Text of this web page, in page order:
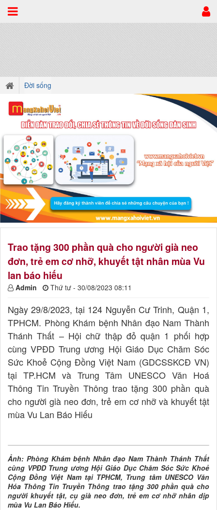
Đời sống
Trao tặng 300 phần quà cho người già neo
đơn, trẻ em cơ nhỡ, khuyết tật nhân mùa Vu
lan báo hiếu
Admin Thứ tư - 30/08/2023 08:11
Ngày 29/8/2023, tại 124 Nguyễn Cư Trinh, Quận 1,
TPHCM. Phòng Khám bệnh Nhân đạo Nam Thành
Thánh Thất – Hội chữ thập đỏ quận 1 phối hợp
cùng VPĐD Trung ương Hội Giáo Dục Chăm Sóc
Sức Khoẻ Cộng Đồng Việt Nam (GDCSSKCĐ VN)
tại TP.HCM và Trung Tâm UNESCO Văn Hoá
Thông Tin Truyền Thông trao tặng 300 phần quà
cho người già neo đơn, trẻ em cơ nhỡ và khuyết tật
mùa Vu Lan Báo Hiếu
Ảnh: Phòng Khám bệnh Nhân đạo Nam Thành Thánh Thất
cùng VPĐD Trung ương Hội Giáo Dục Chăm Sóc Sức Khoẻ
Cộng Đồng Việt Nam tại TPHCM, Trung tâm UNESCO Văn
Hóa Thông Tin Truyền Thông trao tặng 300 phần quà cho
người khuyết tật, cụ già neo đơn, trẻ em cơ nhỡ nhân dịp
mùa Vu Lan Báo Hiếu.